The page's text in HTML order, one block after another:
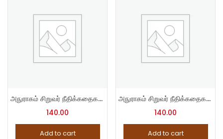
அநுராகம் சிறுவர் நீதிக்கதைகள் – 15
140.00
Add to cart
அநுராகம் சிறுவர் நீதிக்கதைகள் – 2
140.00
Add to cart